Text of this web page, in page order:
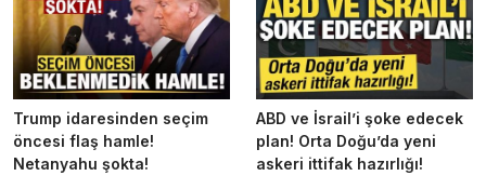
Trump idaresinden seçim
öncesi flaş hamle!
Netanyahu şokta!
ABD ve İsrail’i şoke edecek
plan! Orta Doğu’da yeni
askeri ittifak hazırlığı!